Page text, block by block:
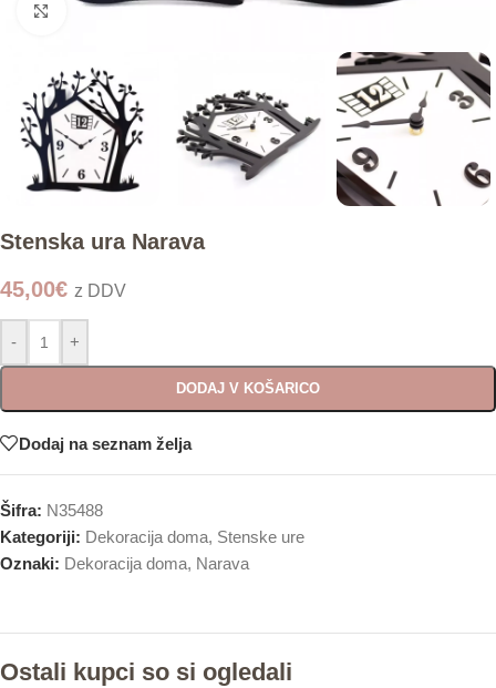
Click to enlarge
Stenska ura Narava
45,00€ z DDV
- +
DODAJ V KOŠARICO
Dodaj na seznam želja
Šifra: N35488
Kategoriji: Dekoracija doma, Stenske ure
Oznaki: Dekoracija doma, Narava
Ostali kupci so si ogledali